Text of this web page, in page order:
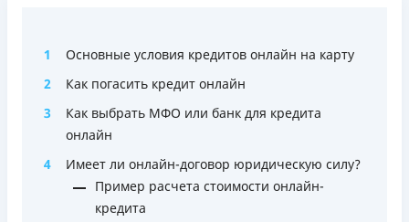
1
Основные условия кредитов онлайн на карту
2
Как погасить кредит онлайн
3
Как выбрать МФО или банк для кредита
онлайн
4
Имеет ли онлайн-договор юридическую силу?
Пример расчета стоимости онлайн-
кредита